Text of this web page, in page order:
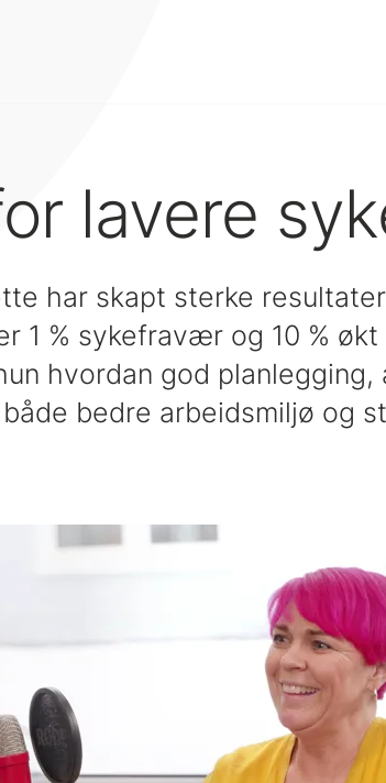
lavere
har skapt sterke
1 % sykefravær og 10 %
hvordan god
bedre arbeidsmiljø og